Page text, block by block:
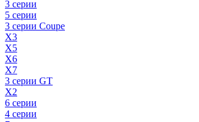
3 серии
5 серии
3 серии Coupe
X3
X5
X6
X7
3 серии GT
X2
6 серии
4 серии